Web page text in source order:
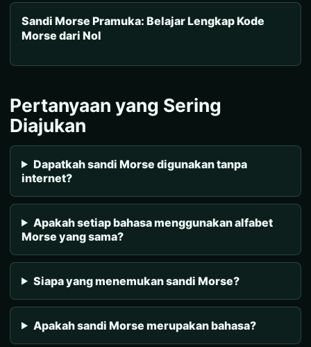
Sandi Morse Pramuka: Belajar Lengkap Kode
Morse dari Nol
Pertanyaan yang Sering
Diajukan
Dapatkah sandi Morse digunakan tanpa
internet?
Apakah setiap bahasa menggunakan alfabet
Morse yang sama?
Siapa yang menemukan sandi Morse?
Apakah sandi Morse merupakan bahasa?